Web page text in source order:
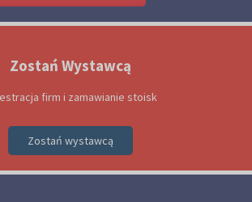
Zostań Wystawcą
firm i zamawianie stoisk
Zostań wystawcą